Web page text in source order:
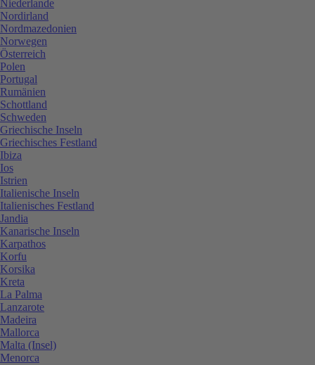
Niederlande
Nordirland
Nordmazedonien
Norwegen
Österreich
Polen
Portugal
Rumänien
Schottland
Schweden
Griechische Inseln
Griechisches Festland
Ibiza
Ios
Istrien
Italienische Inseln
Italienisches Festland
Jandia
Kanarische Inseln
Karpathos
Korfu
Korsika
Kreta
La Palma
Lanzarote
Madeira
Mallorca
Malta (Insel)
Menorca